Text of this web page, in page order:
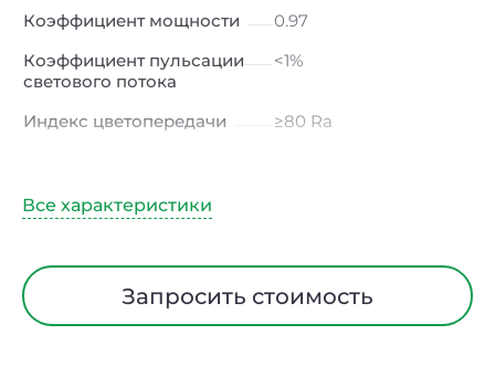
Коэффициент мощности
0.97
Коэффициент пульсации
светового потока
<1%
Индекс цветопередачи
≥80 Ra
температур
Тип рассеивателя
Прозрачный
Запросить стоимость